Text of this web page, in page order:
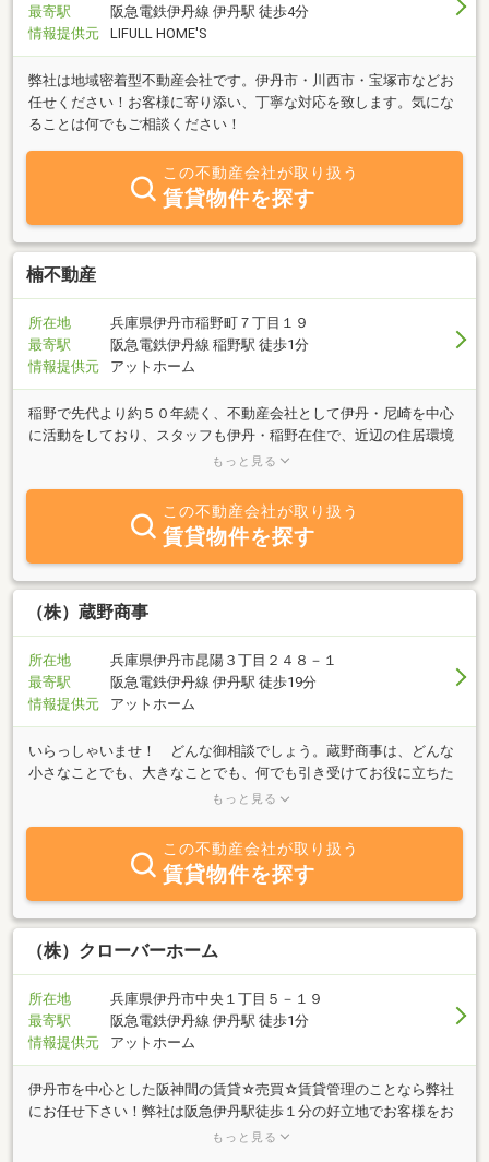
最寄駅
阪急電鉄伊丹線 伊丹駅 徒歩4分
情報提供元
LIFULL HOME'S
弊社は地域密着型不動産会社です。伊丹市・川西市・宝塚市などお
任せください！お客様に寄り添い、丁寧な対応を致します。気にな
ることは何でもご相談ください！
この不動産会社が取り扱う
賃貸物件を探す
楠不動産
所在地
兵庫県伊丹市稲野町７丁目１９
最寄駅
阪急電鉄伊丹線 稲野駅 徒歩1分
情報提供元
アットホーム
稲野で先代より約５０年続く、不動産会社として伊丹・尼崎を中心
に活動をしており、スタッフも伊丹・稲野在住で、近辺の住居環境
等熟知しており、ご不安やわからない事等お気軽にご相談下さ
どうしたら良いのかお困りの方等、是非、当社にお任せ下さい！
路線価や近辺の実際に売買・賃貸等の情報をご提供させて頂き、お
客様がご納得頂ける様勤めさせて頂きます。 転勤の間賃貸にした
り、収益の管理・入居者のご紹介・退去時や台風などで修繕等、ご
自宅の外壁塗り替えや改修工事等もお気軽にご相談下さい！ 当社
長年信頼している、工務店・１級建築士事務所・税理士事務所・弁
ので、お子様連れの方、学生さん・転勤の方・初めての一人暮らし
を始める方でも安心して頂けます。また、賃貸・売買・住宅購入の
資金計画から、設計・建築・リフォーム・相続・管理・引越し・ア
すので、ご遠慮なくご相談下さい。 伊丹・武庫之荘で分譲・注文
建築・リフォーム等、実績が多数ございます！
もっと見る
この不動産会社が取り扱う
賃貸物件を探す
（株）蔵野商事
所在地
兵庫県伊丹市昆陽３丁目２４８－１
最寄駅
阪急電鉄伊丹線 伊丹駅 徒歩19分
情報提供元
アットホーム
いらっしゃいませ！ どんな御相談でしょう。蔵野商事は、どんな
小さなことでも、大きなことでも、何でも引き受けてお役に立ちた
いとスタッフ一同お待ちしています。女性スタッフが多いお店で
をそれぞれが持つ特性を知り、それをいかに生かしていくか、そこ
から住まいづくり、街づくりが始まります。そのスタートラインか
らのお手伝いをさせて頂き、皆様と共に取り取り組んでいきたいと
思っております。土地の売買、賃貸マンション、貸家、駐車場、分
譲住宅など幅広い分野でお役に立たせて頂きます。伊丹で開業５９
年の蔵野商事でおまちしています。
もっと見る
この不動産会社が取り扱う
賃貸物件を探す
（株）クローバーホーム
所在地
兵庫県伊丹市中央１丁目５－１９
最寄駅
阪急電鉄伊丹線 伊丹駅 徒歩1分
情報提供元
アットホーム
伊丹市を中心とした阪神間の賃貸☆売買☆賃貸管理のことなら弊社
にお任せ下さい！弊社は阪急伊丹駅徒歩１分の好立地でお客様をお
迎えして36年！お客様とつなぐをモットーに日々努力しておりま
もっと見る